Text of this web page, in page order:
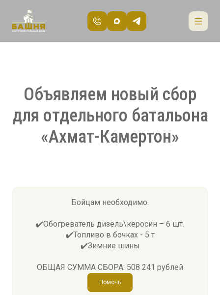
Объявляем новый сбор
для отдельного батальона
«Ахмат-Камертон»
Бойцам необходимо:
✔️Обогреватель дизель\керосин – 6 шт.
✔️Топливо в бочках - 5 т
✔️Зимние шины
ОБЩАЯ СУММА СБОРА: 508 241 рублей
Помочь